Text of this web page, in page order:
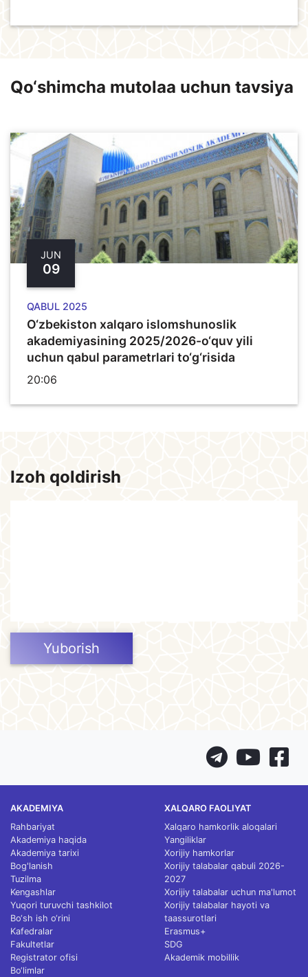
Qo‘shimcha mutolaa uchun tavsiya
JUN
09
QABUL 2025
O‘zbekiston xalqaro islomshunoslik
akademiyasining 2025/2026-o‘quv yili
uchun qabul parametrlari to‘g‘risida
20:06
Izoh qoldirish
Yuborish
AKADEMIYA
Rahbariyat
Akademiya haqida
Akademiya tarixi
Bog'lanish
Tuzilma
Kengashlar
Yuqori turuvchi tashkilot
Bo‘sh ish o‘rini
Kafedralar
Fakultetlar
Registrator ofisi
Bo‘limlar
XALQARO FAOLIYAT
Xalqaro hamkorlik aloqalari
Yangiliklar
Xorijiy hamkorlar
Xorijiy talabalar qabuli 2026-
2027
Xorijiy talabalar uchun ma'lumot
Xorijiy talabalar hayoti va
taassurotlari
Erasmus+
SDG
Akademik mobillik